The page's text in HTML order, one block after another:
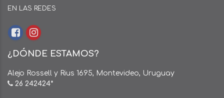
EN LAS REDES
¿DÓNDE ESTAMOS?
Alejo Rossell y Rius 1695, Montevideo, Uruguay
26 242424*